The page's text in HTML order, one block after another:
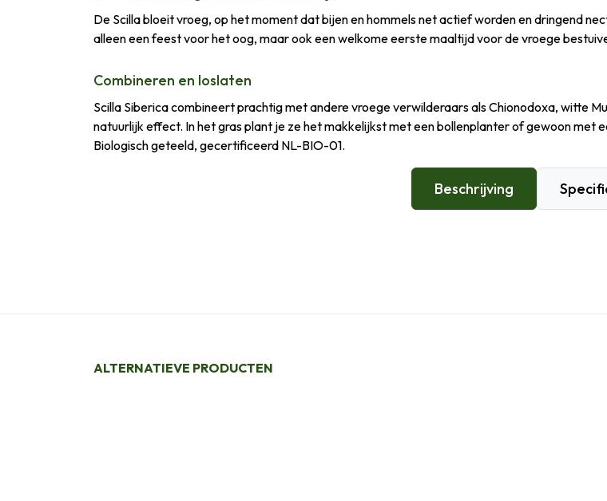
De Scilla bloeit vroeg, op het moment dat bijen en hommels net actief worden en dringend
alleen een feest voor het oog, maar ook een welkome eerste maaltijd voor de vroege
Combineren en loslaten
Scilla Siberica combineert prachtig met andere vroege verwilderaars als Chionodoxa, witte
natuurlijk effect. In het gras plant je ze het makkelijkst met een bollenplanter of gewoon met
Biologisch geteeld, gecertificeerd NL-BIO-01.
Beschrijving
ALTERNATIEVE PRODUCTEN